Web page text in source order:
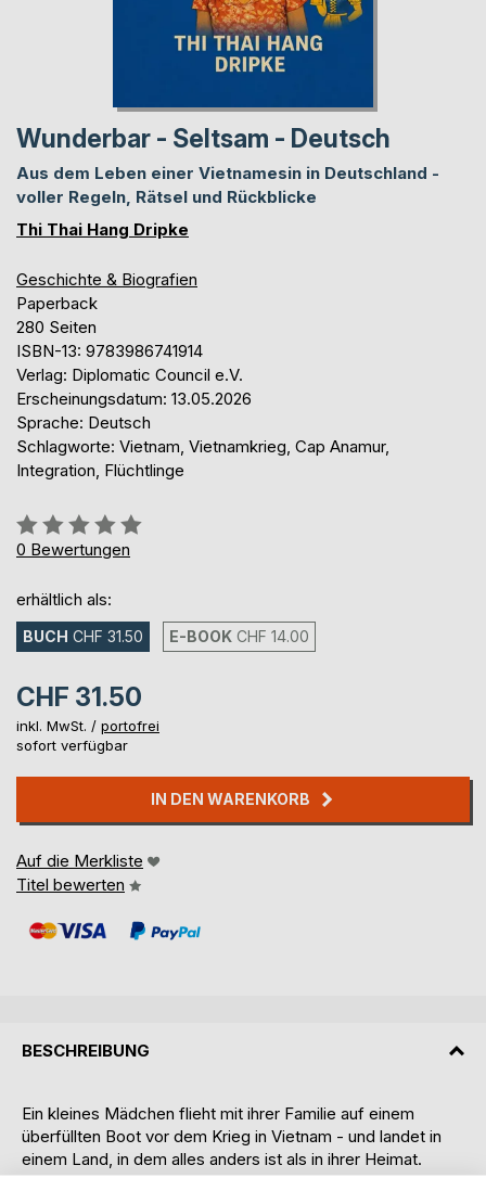
Wunderbar - Seltsam - Deutsch
Aus dem Leben einer Vietnamesin in Deutschland -
voller Regeln, Rätsel und Rückblicke
Thi Thai Hang Dripke
Geschichte & Biografien
Paperback
280 Seiten
ISBN-13: 9783986741914
Verlag: Diplomatic Council e.V.
Erscheinungsdatum: 13.05.2026
Sprache: Deutsch
Schlagworte: Vietnam, Vietnamkrieg, Cap Anamur,
Integration, Flüchtlinge
Bewertung::
0%
0 Bewertungen
erhältlich als:
BUCH CHF 31.50 E-BOOK CHF 14.00
CHF 31.50
inkl. MwSt. / portofrei
sofort verfügbar
IN DEN WARENKORB
Auf die Merkliste
Titel bewerten
BESCHREIBUNG
Ein kleines Mädchen flieht mit ihrer Familie auf einem
überfüllten Boot vor dem Krieg in Vietnam - und landet in
einem Land, in dem alles anders ist als in ihrer Heimat.